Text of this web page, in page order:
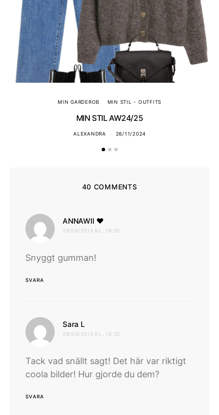
MIN GARDEROB MIN STIL - OUTFITS
MIN STIL AW24/25
ALEXANDRA 26/11/2024
40 COMMENTS
ANNAWII ♥
29/04/2013 KL. 16:32
Snyggt gumman!
SVARA
Sara Lskriver:
29/04/2013 KL. 16:32
Tack vad snällt sagt! Det här var riktigt
coola bilder! Hur gjorde du dem?
SVARA